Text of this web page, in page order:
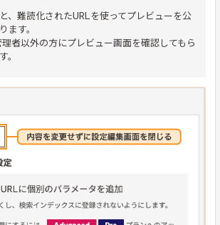
、難読化されたURLを使ってプレビューを公
ます。
者以外の方にプレビュー画面を確認してもら
。